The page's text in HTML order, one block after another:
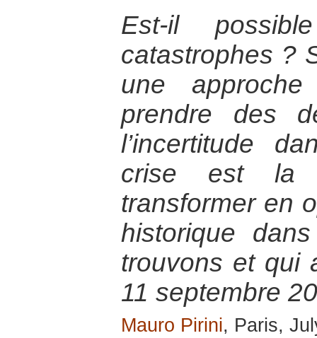
Est-il
catastrophes ?
une
prendre des
l’incertitude
crise est la
transformer en
historique
trouvons et qui
11 septembre
Mauro Pirini, Paris,